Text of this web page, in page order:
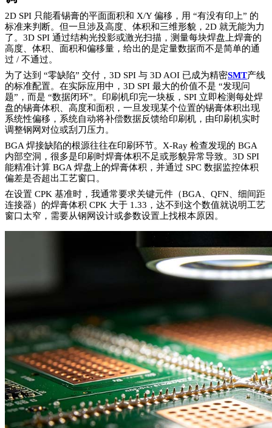
2D SPI 只能看锡膏的平面面积和 X/Y 偏移，用 “有没有印上” 的
标准来判断。但一旦涉及高度、体积和三维形貌，2D 就无能为力
了。3D SPI 通过结构光投影或激光扫描，测量每块焊盘上焊膏的
高度、体积、面积和偏移量，给出的是定量数据而不是简单的通
过 / 不通过。
为了达到 “零缺陷” 交付，3D SPI 与 3D AOI 已成为精密SMT产线
的标准配置。在实际应用中，3D SPI 最大的价值不是 “发现问
题”，而是 “数据闭环”。印刷机印完一块板，SPI 立即检测每处焊
盘的锡膏体积、高度和面积，一旦发现某个位置的锡膏体积出现
系统性偏移，系统自动将补偿数据反馈给印刷机，由印刷机实时
调整钢网对位或刮刀压力。
BGA 焊接缺陷的根源往往在印刷环节。X-Ray 检查发现的 BGA
内部空洞，很多是印刷时焊膏体积不足或形貌异常导致。3D SPI
能精准计算 BGA 焊盘上的焊膏体积，并通过 SPC 数据监控体积
偏差是否超出工艺窗口。
在设置 CPK 基准时，我通常要求关键元件（BGA、QFN、细间距
连接器）的焊膏体积 CPK 大于 1.33，达不到这个数值就说明工艺
窗口太窄，需要从钢网设计或参数设置上找根本原因。